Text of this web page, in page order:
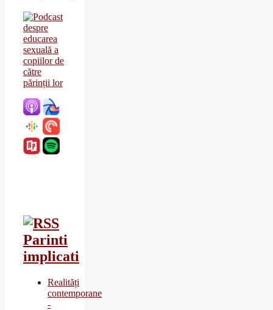
Parinti
implicati
Realități
contemporane
-